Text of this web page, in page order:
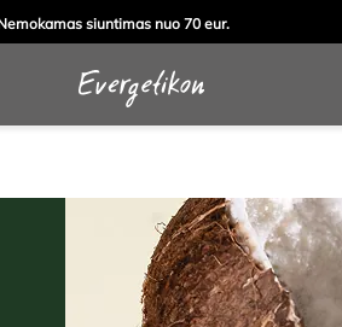
siuntimas nuo 70 eur.